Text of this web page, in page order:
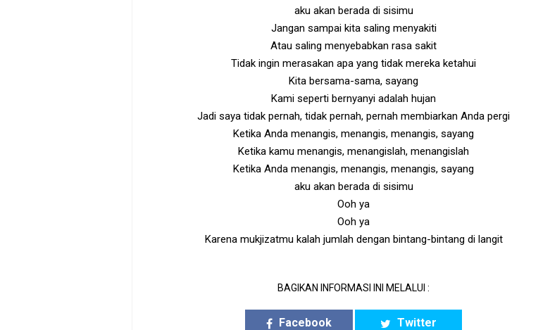
aku akan berada di sisimu
Jangan sampai kita saling menyakiti
Atau saling menyebabkan rasa sakit
Tidak ingin merasakan apa yang tidak mereka ketahui
Kita bersama-sama, sayang
Kami seperti bernyanyi adalah hujan
Jadi saya tidak pernah, tidak pernah, pernah membiarkan Anda pergi
Ketika Anda menangis, menangis, menangis, sayang
Ketika kamu menangis, menangislah, menangislah
Ketika Anda menangis, menangis, menangis, sayang
aku akan berada di sisimu
Ooh ya
Ooh ya
Karena mukjizatmu kalah jumlah dengan bintang-bintang di langit
BAGIKAN INFORMASI INI MELALUI :
Facebook Twitter